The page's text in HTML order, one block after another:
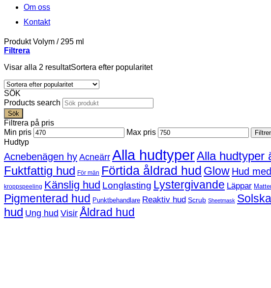
Om oss
Kontakt
Produkt Volym /295 ml
Filtrera
Visar alla 2 resultatSortera efter popularitet
SÖK
Products search
Sök
Filtrera på pris
Min pris
Max pris
Hudtyp
Acnebenägen hy Acneärr Alla hudtyperAlla hudtyper
Fuktfattig hud För män Förtida åldrad hud Glow Hud
kroppspeeling Känslig hud Longlasting Lystergivande Läppar
Pigmenterad hud Punktbehandlare Reaktiv hud Scrub Sheetmask
hud Ung hud VisirÅldrad hud